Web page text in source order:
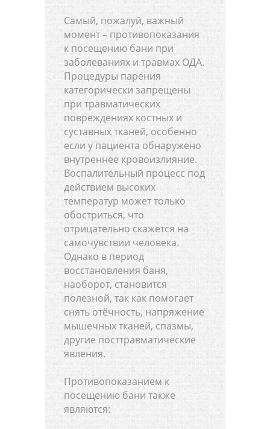
Самый, пожалуй, важный
момент – противопоказания
к посещению бани при
заболеваниях и травмах ОДА.
Процедуры парения
категорически запрещены
при травматических
повреждениях костных и
суставных тканей, особенно
если у пациента обнаружено
внутреннее кровоизлияние.
Воспалительный процесс под
действием высоких
температур может только
обостриться, что
отрицательно скажется на
самочувствии человека.
Однако в период
восстановления баня,
наоборот, становится
полезной, так как помогает
снять отёчность, напряжение
мышечных тканей, спазмы,
другие посттравматические
явления.
Противопоказанием к
посещению бани также
являются: